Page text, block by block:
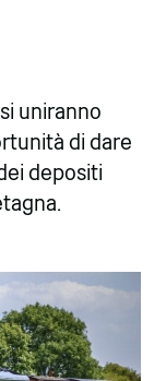
uniranno
di dare
depositi